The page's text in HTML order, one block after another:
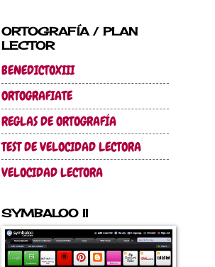
ORTOGRAFÍA / PLAN
LECTOR
BENEDICTOXIII
ORTOGRAFIATE
REGLAS DE ORTOGRAFÍA
TEST DE VELOCIDAD LECTORA
VELOCIDAD LECTORA
SYMBALOO II